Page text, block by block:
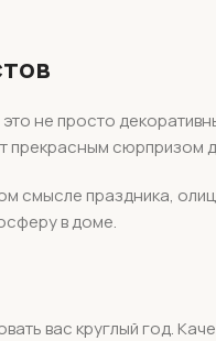
не просто
сюрпризом
смысле праздника,
в доме.
вас круглый год.